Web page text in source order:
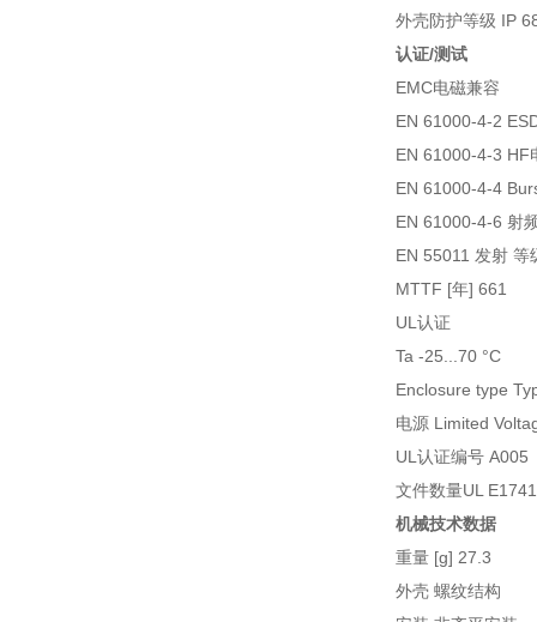
外壳防护等级 IP
认证/测试
EMC电磁兼容
EN 61000-4-2
EN 61000-4-3 HF
EN 61000-4-4
EN 61000-4-6 射
EN 55011 发射 等
MTTF [年] 661
UL认证
Ta -25...70 °C
Enclosure type
电源 Limited
UL认证编号 A005
文件数量UL
机械技术数据
重量 [g] 27.3
外壳 螺纹结构